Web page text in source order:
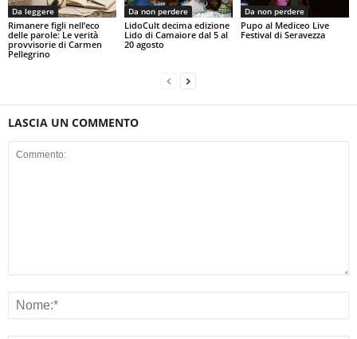
Da leggere
Rimanere figli nell’eco
delle parole: Le verità
provvisorie di Carmen
Pellegrino
Da non perdere
LidoCult decima edizione
Lido di Camaiore dal 5 al
20 agosto
Da non perdere
Pupo al Mediceo Live
Festival di Seravezza
LASCIA UN COMMENTO